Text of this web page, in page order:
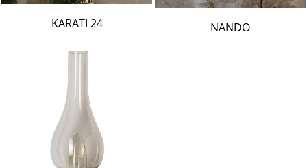
NANDO
24 KARATI